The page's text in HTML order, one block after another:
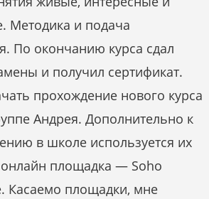
Методика и подача
По окончанию курса сдал
и получил сертификат.
прохождение нового курса
Андрея. Дополнительно к
в школе используется их
онлайн площадка — Soho
Касаемо площадки, мне